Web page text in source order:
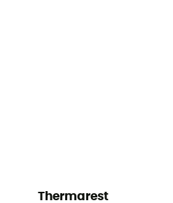
Thermarest